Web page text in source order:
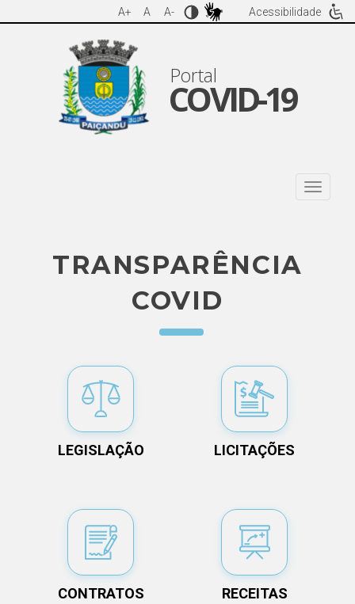
A+ A A- Acessibilidade
Portal
COVID-19
TRANSPARÊNCIA
COVID
LEGISLAÇÃO LICITAÇÕES
CONTRATOS RECEITAS